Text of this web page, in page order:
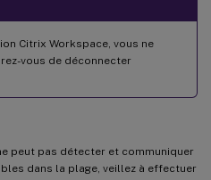
Citrix Workspace, vous ne
vous de déconnecter
peut pas détecter et communiquer
dans la plage, veillez à effectuer